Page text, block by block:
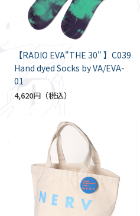
【RADIO EVA"THE 30" 】C039
Hand dyed Socks by VA/EVA-
01
4,620円